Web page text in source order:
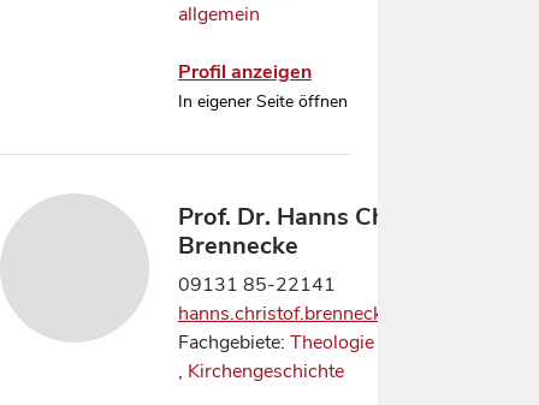
allgemein
Profil anzeigen
In eigener Seite öffnen
Prof. Dr. Hanns Christof
Brennecke
09131 85-22141
hanns.christof.brennecke@fau.de
Fachgebiete: Theologie allgemein
, Kirchengeschichte